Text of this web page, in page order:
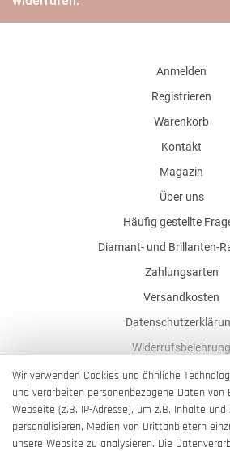
Anmelden
Registrieren
Warenkorb
Kontakt
Magazin
Über uns
Häufig gestellte
Diamant- und Brillanten-
Zahlungsarten
Versandkosten
Widerrufsbelehrung
AGB
Impressum
Wir verwenden Cookies und ähnliche
und verarbeiten personenbezogene Daten von
Webseite (z.B. IP-Adresse), um z.B. Inhalte und
personalisieren, Medien von Drittanbietern
unsere Website zu analysieren. Die